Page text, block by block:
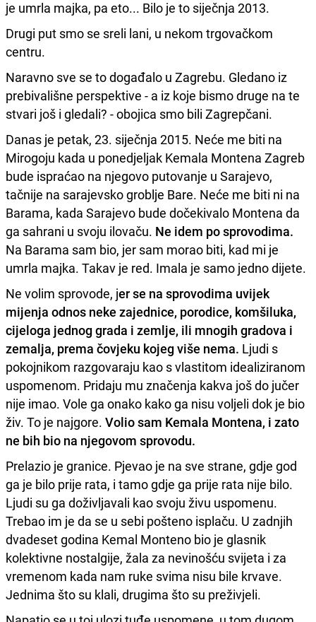
je umrla majka, pa eto... Bilo je to siječnja 2013.
Drugi put smo se sreli lani, u nekom trgovačkom
centru.
Naravno sve se to događalo u Zagrebu. Gledano iz
prebivališne perspektive - a iz koje bismo druge na te
stvari još i gledali? - obojica smo bili Zagrepčani.
Danas je petak, 23. siječnja 2015. Neće me biti na
Mirogoju kada u ponedjeljak Kemala Montena Zagreb
bude ispraćao na njegovo putovanje u Sarajevo,
tačnije na sarajevsko groblje Bare. Neće me biti ni na
Barama, kada Sarajevo bude dočekivalo Montena da
ga sahrani u svoju ilovaču. Ne idem po sprovodima.
Na Barama sam bio, jer sam morao biti, kad mi je
umrla majka. Takav je red. Imala je samo jedno dijete.
Ne volim sprovode, jer se na sprovodima uvijek
mijenja odnos neke zajednice, porodice, komšiluka,
cijeloga jednog grada i zemlje, ili mnogih gradova i
zemalja, prema čovjeku kojeg više nema. Ljudi s
pokojnikom razgovaraju kao s vlastitom idealiziranom
uspomenom. Pridaju mu značenja kakva još do jučer
nije imao. Vole ga onako kako ga nisu voljeli dok je bio
živ. To je najgore. Volio sam Kemala Montena, i zato
ne bih bio na njegovom sprovodu.
Prelazio je granice. Pjevao je na sve strane, gdje god
ga je bilo prije rata, i tamo gdje ga prije rata nije bilo.
Ljudi su ga doživljavali kao svoju živu uspomenu.
Trebao im je da se u sebi pošteno isplaču. U zadnjih
dvadeset godina Kemal Monteno bio je glasnik
kolektivne nostalgije, žala za nevinošću svijeta i za
vremenom kada nam ruke svima nisu bile krvave.
Jednima što su klali, drugima što su preživjeli.